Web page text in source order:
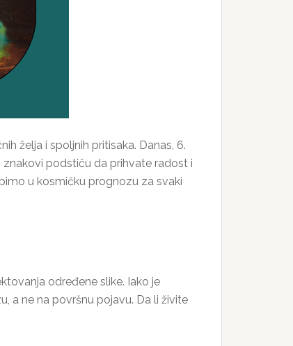
želja i spoljnih pritisaka. Danas, 6.
znakovi podstiču da prihvate radost i
u kosmičku prognozu za svaki
određene slike. Iako je
a ne na površnu pojavu. Da li živite